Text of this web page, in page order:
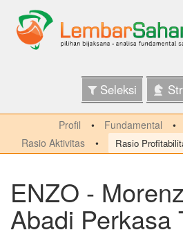
Seleksi
Profil Fundamental
Rasio Aktivitas
Rasio
ENZO -
Abadi Perkasa